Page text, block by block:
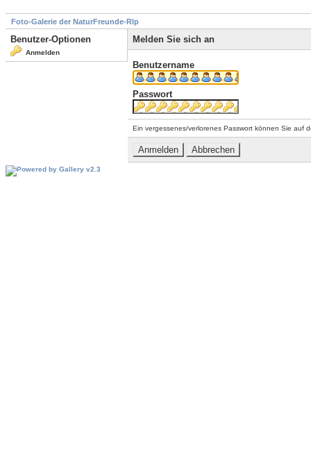
Foto-Galerie der NaturFreunde-Rlp
Benutzer-Optionen
Anmelden
Melden Sie sich an
Benutzername
Passwort
Ein vergessenes/verlorenes Passwort können Sie auf